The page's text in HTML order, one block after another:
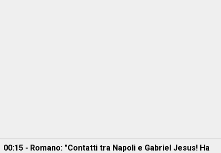
00:15 - Romano: "Contatti tra Napoli e Gabriel Jesus! Ha